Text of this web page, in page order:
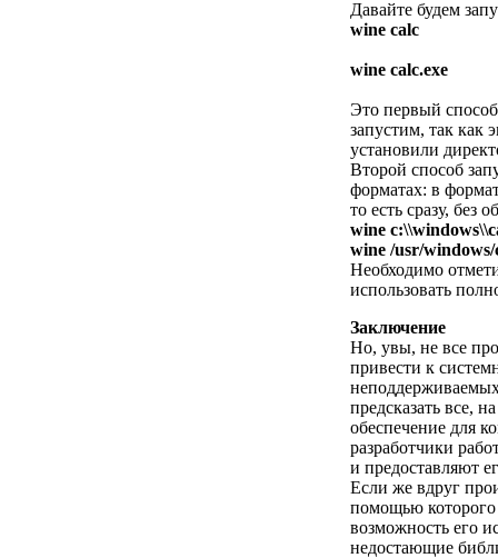
Давайте будем
wine calc
wine calc.exe
Это первый
запустим, так как
установили
Второй способ
форматах: в
то есть сразу, без
wine
wine /usr/
Необходимо
использовать
Заключение
Но, увы, не все
привести к
предсказать все,
обеспечение для
разработчики
и предоставляют
Если же вдруг
помощью которого
возможность его
недостающие